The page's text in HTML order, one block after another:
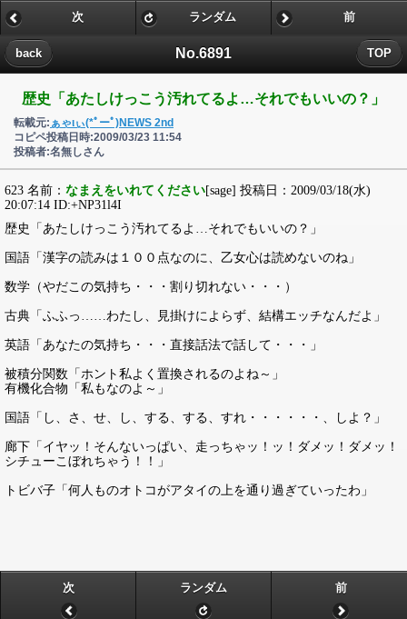
No.6891
back TOP
次 ランダム 前
歴史「あたしけっこう汚れてるよ…それでもいいの？」
転載元: ぁゃιぃ(*ﾟーﾟ)NEWS 2nd
コピペ投稿日時:2009/03/23 11:54
投稿者:名無しさん
623 名前： なまえをいれてください[sage] 投稿日：2009/03/18(水)
20:07:14 ID:+NP31l4I
歴史「あたしけっこう汚れてるよ…それでもいいの？」
国語「漢字の読みは１００点なのに、乙女心は読めないのね」
数学（やだこの気持ち・・・割り切れない・・・）
古典「ふふっ……わたし、見掛けによらず、結構エッチなんだよ」
英語「あなたの気持ち・・・直接話法で話して・・・」
被積分関数「ホント私よく置換されるのよね～」
有機化合物「私もなのよ～」
国語「し、さ、せ、し、する、する、すれ・・・・・・、しよ？」
廊下「イヤッ！そんないっぱい、走っちゃッ！ッ！ダメッ！ダメッ！
シチューこぼれちゃう！！」
トビバ子「何人ものオトコがアタイの上を通り過ぎていったわ」
次 ランダム 前